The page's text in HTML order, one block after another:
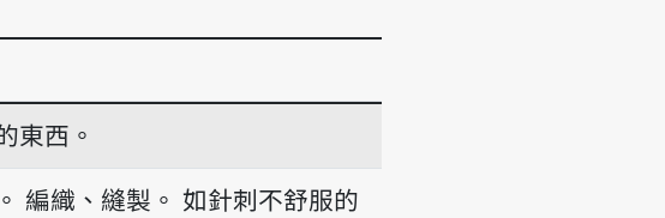
東西。
編織、縫製。 如針刺不舒服的